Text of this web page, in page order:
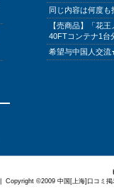
同じ内容は何度
【売商品】「花
40FTコンテナ1台
希望与中国人交
| Copyright ©2009 中国[上海]口コミ掲